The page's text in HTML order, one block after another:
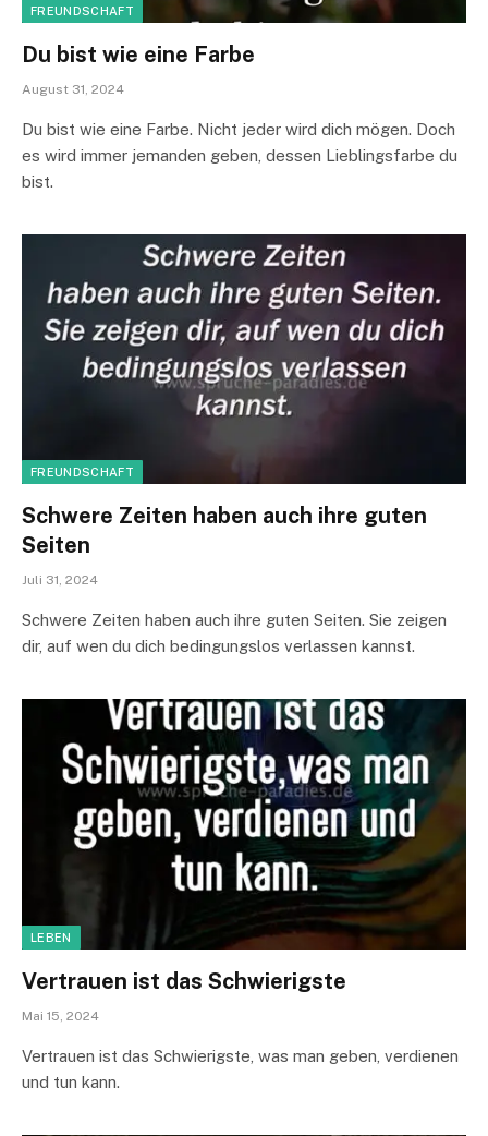
FREUNDSCHAFT
Du bist wie eine Farbe
August 31, 2024
Du bist wie eine Farbe. Nicht jeder wird dich mögen. Doch
es wird immer jemanden geben, dessen Lieblingsfarbe du
bist.
FREUNDSCHAFT
Schwere Zeiten haben auch ihre guten
Seiten
Juli 31, 2024
Schwere Zeiten haben auch ihre guten Seiten. Sie zeigen
dir, auf wen du dich bedingungslos verlassen kannst.
LEBEN
Vertrauen ist das Schwierigste
Mai 15, 2024
Vertrauen ist das Schwierigste, was man geben, verdienen
und tun kann.